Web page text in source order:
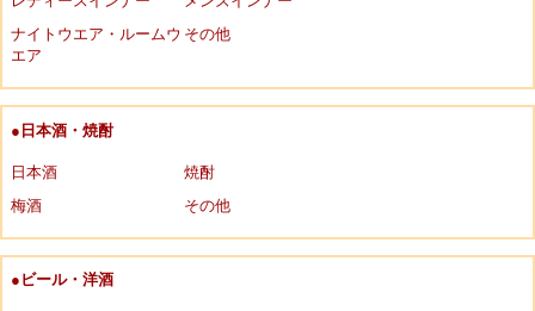
ナイトウエア・ルームウ
エア
その他
●日本酒・焼酎
日本酒
焼酎
梅酒
その他
●ビール・洋酒